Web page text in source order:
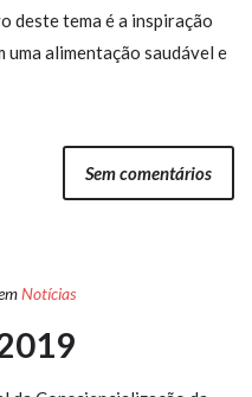
deste tema é a inspiração
alimentação saudável e
Sem comentários
Notícias